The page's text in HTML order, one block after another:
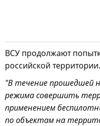
ВСУ продолжают
российской территории.
"В течение прошедшей
режима совершить
применением
по объектам на